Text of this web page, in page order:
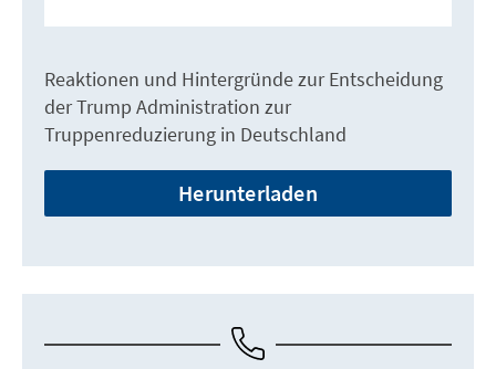
Reaktionen und Hintergründe zur Entscheidung
der Trump Administration zur
Truppenreduzierung in Deutschland
Herunterladen